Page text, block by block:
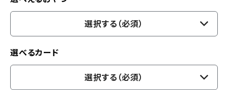
選択する（必須）
選べるカード
選択する（必須）